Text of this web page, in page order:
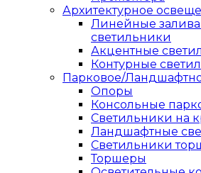
Архитектурное
Линейные
светильники
Акцентные
Контурные
Парковое/
Опоры
Консольные
Светильники на
Ландшафтные
Светильники
Торшеры